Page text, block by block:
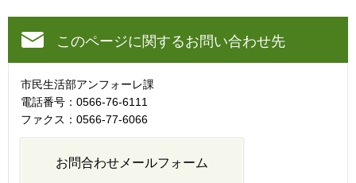
このページに関するお問い合わせ先
市民生活部アンフォーレ課
電話番号：0566-76-6111
ファクス：0566-77-6066